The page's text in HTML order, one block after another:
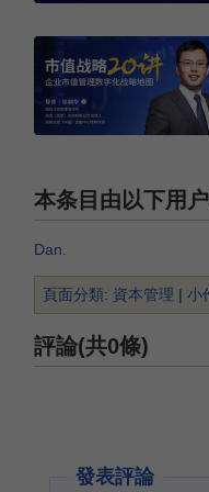
本条目由以下用
Dan
頁面分類: 資本管理 | 小
評論(共0條)
發表評論